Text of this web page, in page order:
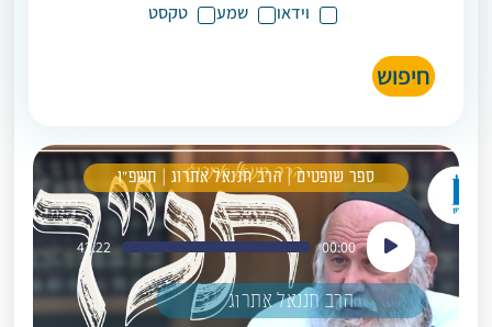
וידאו שמע טקסט
חיפוש
ספר שופטים | הרב חננאל אתרוג | תשפ"ו
נגן
אודיו
00:00
42:22
הרב חננאל אתרוג